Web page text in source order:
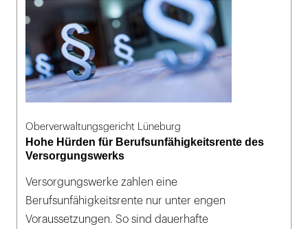
Oberverwaltungsgericht Lüneburg
Hohe Hürden für Berufsunfähigkeitsrente des
Versorgungswerks
Versorgungswerke zahlen eine
Berufsunfähigkeitsrente nur unter engen
Voraussetzungen. So sind dauerhafte